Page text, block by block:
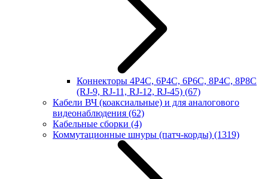
Коннекторы 4P4C, 6P4C, 6P6C, 8P4C, 8P8C
(RJ-9, RJ-11, RJ-12, RJ-45) (67)
Кабели ВЧ (коаксиальные) и для аналогового
видеонаблюдения (62)
Кабельные сборки (4)
Коммутационные шнуры (патч-корды) (1319)